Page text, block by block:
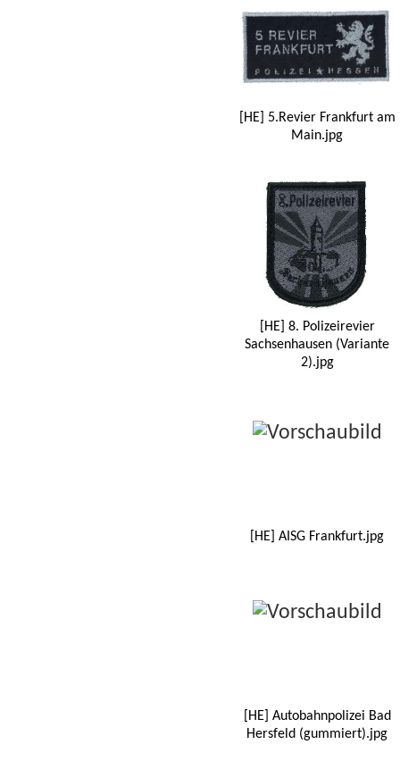
[HE] 5.Revier Frankfurt am
Main.jpg
[HE] 8. Polizeirevier
Sachsenhausen (Variante
2).jpg
[HE] AISG Frankfurt.jpg
[HE] Autobahnpolizei Bad
Hersfeld (gummiert).jpg